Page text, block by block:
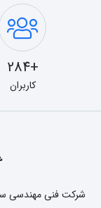
+284
کاربران